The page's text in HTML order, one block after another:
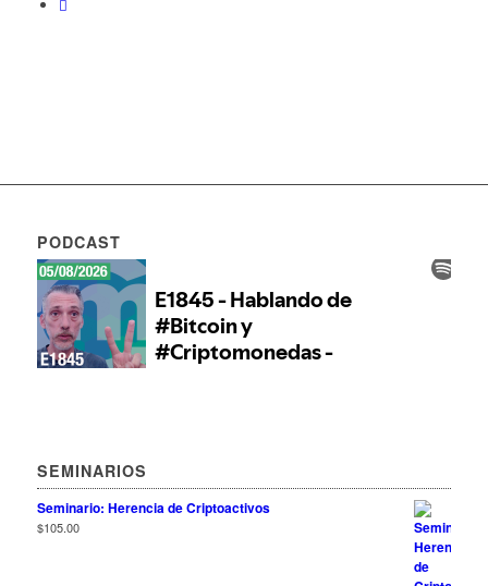
PODCAST
SEMINARIOS
Seminario: Herencia de Criptoactivos
$105.00